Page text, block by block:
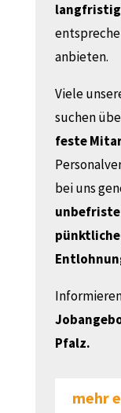
anbieten.
Viele
suchen
feste
bei uns
pünktliche
Pfalz.
mehr